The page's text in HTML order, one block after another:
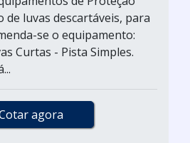
de luvas descartáveis, para
se o equipamento:
Curtas - Pista Simples.
agora